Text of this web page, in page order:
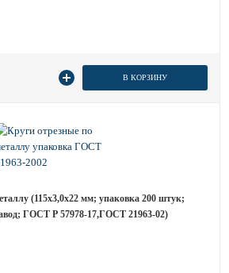
В КОРЗИНУ
(115х3,0х22 мм; упаковка 200 штук;
ГОСТ Р 57978-17,ГОСТ 21963-02)